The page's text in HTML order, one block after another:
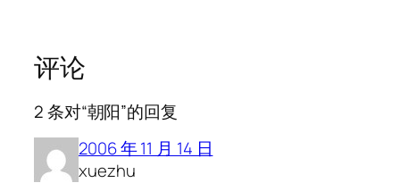
评论
2 条对“朝阳”的回复
2006 年 11 月 14 日
xuezhu